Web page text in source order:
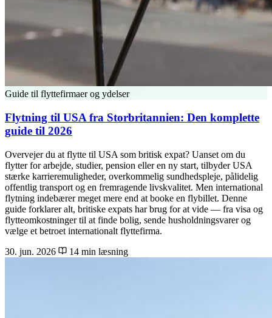
Guide til flyttefirmaer og ydelser
Flytning til USA fra Storbritannien: Den komplette
guide til 2026
Overvejer du at flytte til USA som britisk expat? Uanset om du
flytter for arbejde, studier, pension eller en ny start, tilbyder USA
stærke karrieremuligheder, overkommelig sundhedspleje, pålidelig
offentlig transport og en fremragende livskvalitet. Men international
flytning indebærer meget mere end at booke en flybillet. Denne
guide forklarer alt, britiske expats har brug for at vide — fra visa og
flytteomkostninger til at finde bolig, sende husholdningsvarer og
vælge et betroet internationalt flyttefirma.
30. jun. 2026
14 min læsning